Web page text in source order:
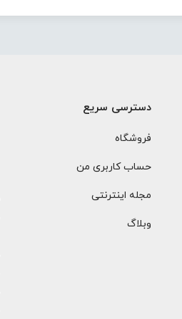
دسترسی سریع
فروشگاه
حساب کاربری من
مجله اینترنتی
وبلاگ